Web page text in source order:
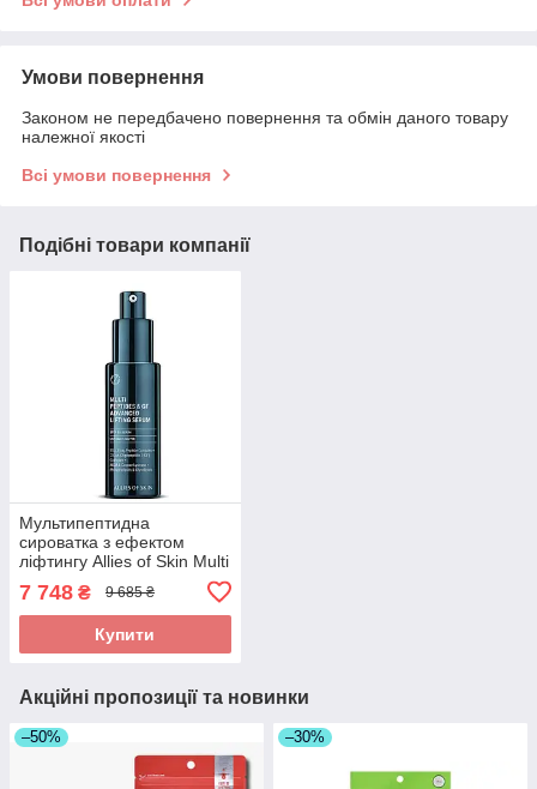
Умови повернення
Законом не передбачено повернення та обмін даного товару
належної якості
Всі умови повернення
Подібні товари компанії
Мультипептидна
сироватка з ефектом
ліфтингу Allies of Skin Multi
Peptides & GF Advanced
Lifting Serum 30 ml
7 748 ₴ 9 685 ₴
Купити
Акційні пропозиції та новинки
–50% –30%